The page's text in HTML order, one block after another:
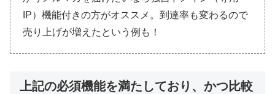
IP）機能付きの方がオススメ。到達率も変わるので
売り上げが増えたという例も！
上記の必須機能を満たしており、かつ比較